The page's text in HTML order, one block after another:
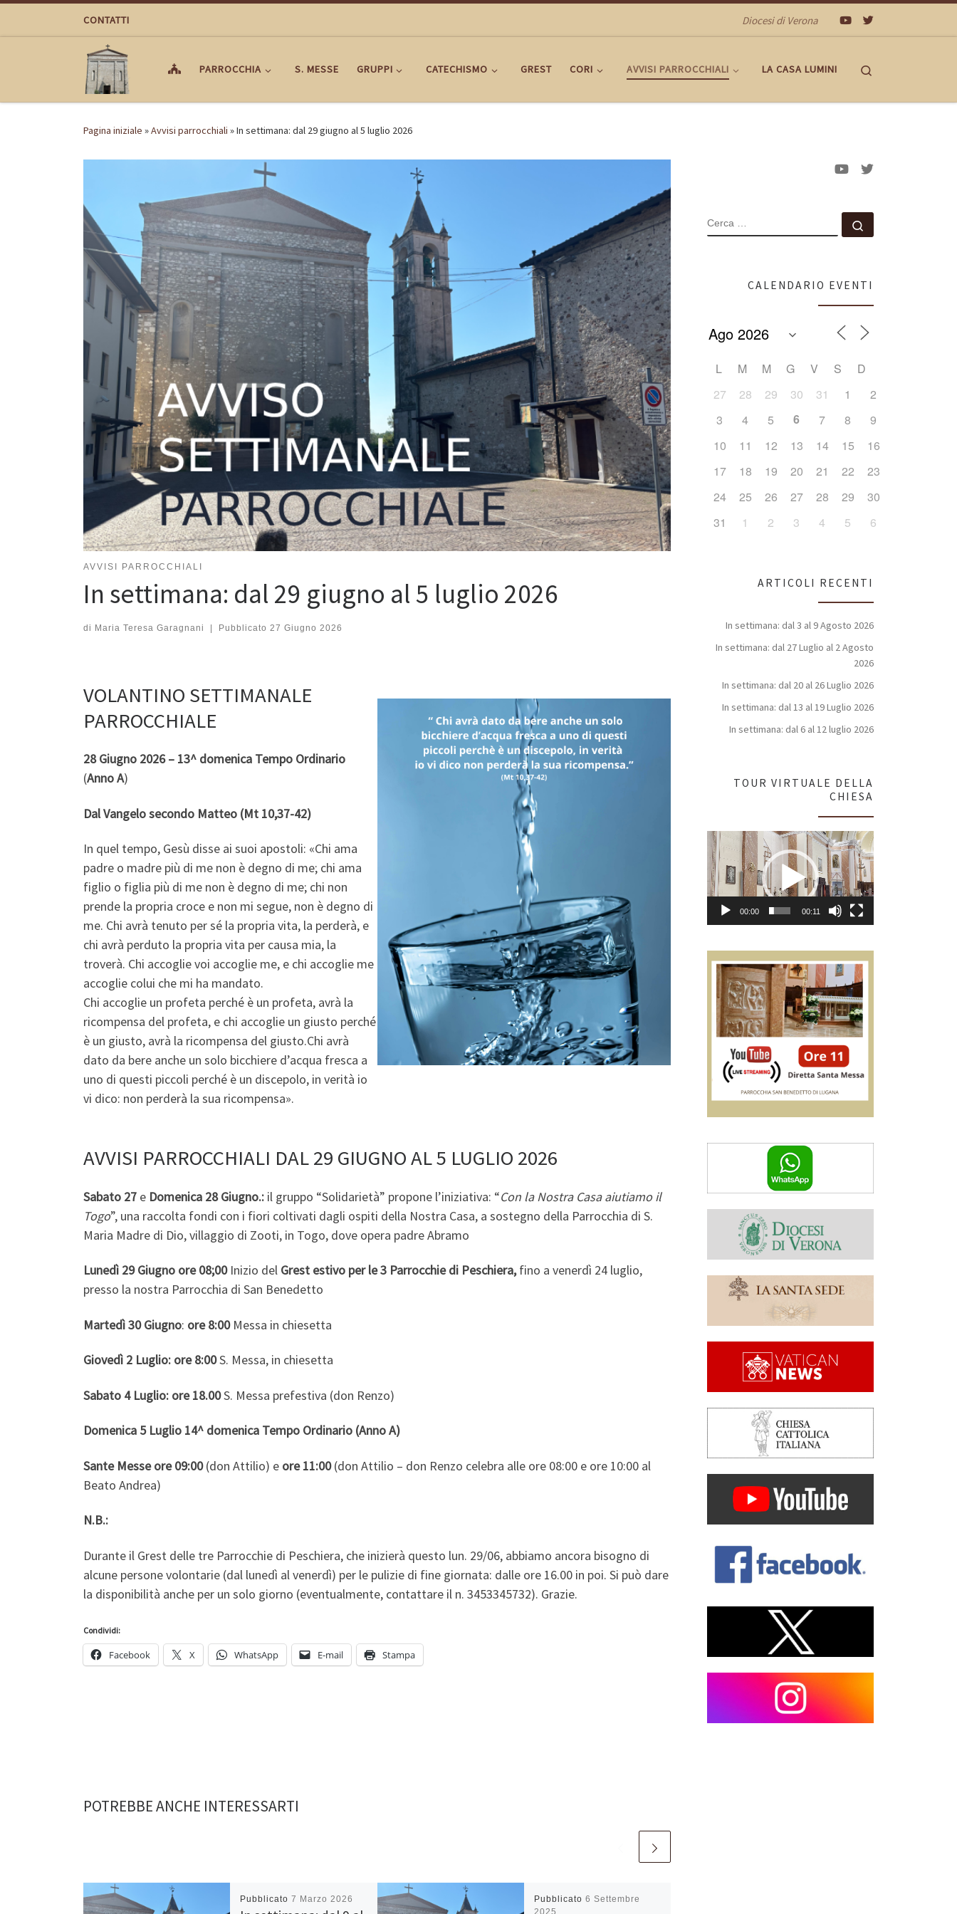
Passa al contenutoCONTATTI Diocesi di Verona
PARROCCHIA S. MESSE GRUPPI CATECHISMO GREST CORI AVVISI PARROCCHIALI LA CASA LUMINI
Pagina iniziale »Avvisi parrocchiali »In settimana: dal 29 giugno al 5 luglio 2026
AVVISI PARROCCHIALI
In settimana: dal 29 giugno al 5 luglio 2026
di Maria Teresa Garagnani | Pubblicato 27 Giugno 2026
VOLANTINO SETTIMANALE
PARROCCHIALE
28 Giugno 2026 – 13^ domenica Tempo Ordinario
(Anno A)
Dal Vangelo secondo Matteo (Mt 10,37-42)
In quel tempo, Gesù disse ai suoi apostoli: «Chi ama
padre o madre più di me non è degno di me; chi ama
figlio o figlia più di me non è degno di me; chi non
prende la propria croce e non mi segue, non è degno di
me. Chi avrà tenuto per sé la propria vita, la perderà, e
chi avrà perduto la propria vita per causa mia, la
troverà. Chi accoglie voi accoglie me, e chi accoglie me
accoglie colui che mi ha mandato.
Chi accoglie un profeta perché è un profeta, avrà la
ricompensa del profeta, e chi accoglie un giusto perché
è un giusto, avrà la ricompensa del giusto.Chi avrà
dato da bere anche un solo bicchiere d’acqua fresca a
uno di questi piccoli perché è un discepolo, in verità io
vi dico: non perderà la sua ricompensa».
AVVISI PARROCCHIALI DAL 29 GIUGNO AL 5 LUGLIO 2026
Sabato 27 e Domenica 28 Giugno.: il gruppo “Solidarietà” propone l’iniziativa: “Con la Nostra Casa aiutiamo il
Togo”, una raccolta fondi con i fiori coltivati dagli ospiti della Nostra Casa, a sostegno della Parrocchia di S.
Maria Madre di Dio, villaggio di Zooti, in Togo, dove opera padre Abramo
Lunedì 29 Giugno ore 08;00Inizio del Grest estivo per le 3 Parrocchie di Peschiera,fino a venerdì 24 luglio,
presso la nostra Parrocchia di San Benedetto
Martedì 30 Giugno: ore 8:00Messa in chiesetta
Giovedì 2 Luglio: ore 8:00S. Messa, in chiesetta
Sabato 4 Luglio: ore 18.00S. Messa prefestiva (don Renzo)
Domenica 5 Luglio 14^ domenica Tempo Ordinario (Anno A)
Sante Messe ore 09:00(don Attilio) e ore 11:00(don Attilio – don Renzo celebra alle ore 08:00 e ore 10:00 al
Beato Andrea)
N.B.:
Durante il Grest delle tre Parrocchie di Peschiera, che inizierà questo lun. 29/06, abbiamo ancora bisogno di
alcune persone volontarie (dal lunedì al venerdì) per le pulizie di fine giornata: dalle ore 16.00 in poi. Si può dare
la disponibilità anche per un solo giorno (eventualmente, contattare il n. 3453345732). Grazie.
Condividi:
Facebook X WhatsApp E-mail Stampa
POTREBBE ANCHE INTERESSARTI
Pubblicato7 Marzo 2026 Pubblicato 6 Settembre
2025
CERCA
CALENDARIO EVENTI
L M M G V S
D
27
28 29 30 31 1
2
3
4 5 6 7 8
9
10
11 12 13 14 15
16
17
18 19 20 21 22
23
24
25 26 27 28 29
30
31
1 2 3 4 5 6
ARTICOLI RECENTI
In settimana: dal 3 al 9 Agosto 2026
In settimana: dal 27 Luglio al 2 Agosto
2026
In settimana: dal 20 al 26 Luglio 2026
In settimana: dal 13 al 19 Luglio 2026
In settimana: dal 6 al 12 luglio 2026
TOUR VIRTUALE DELLA
CHIESA
Video
Player
00:00 00:11